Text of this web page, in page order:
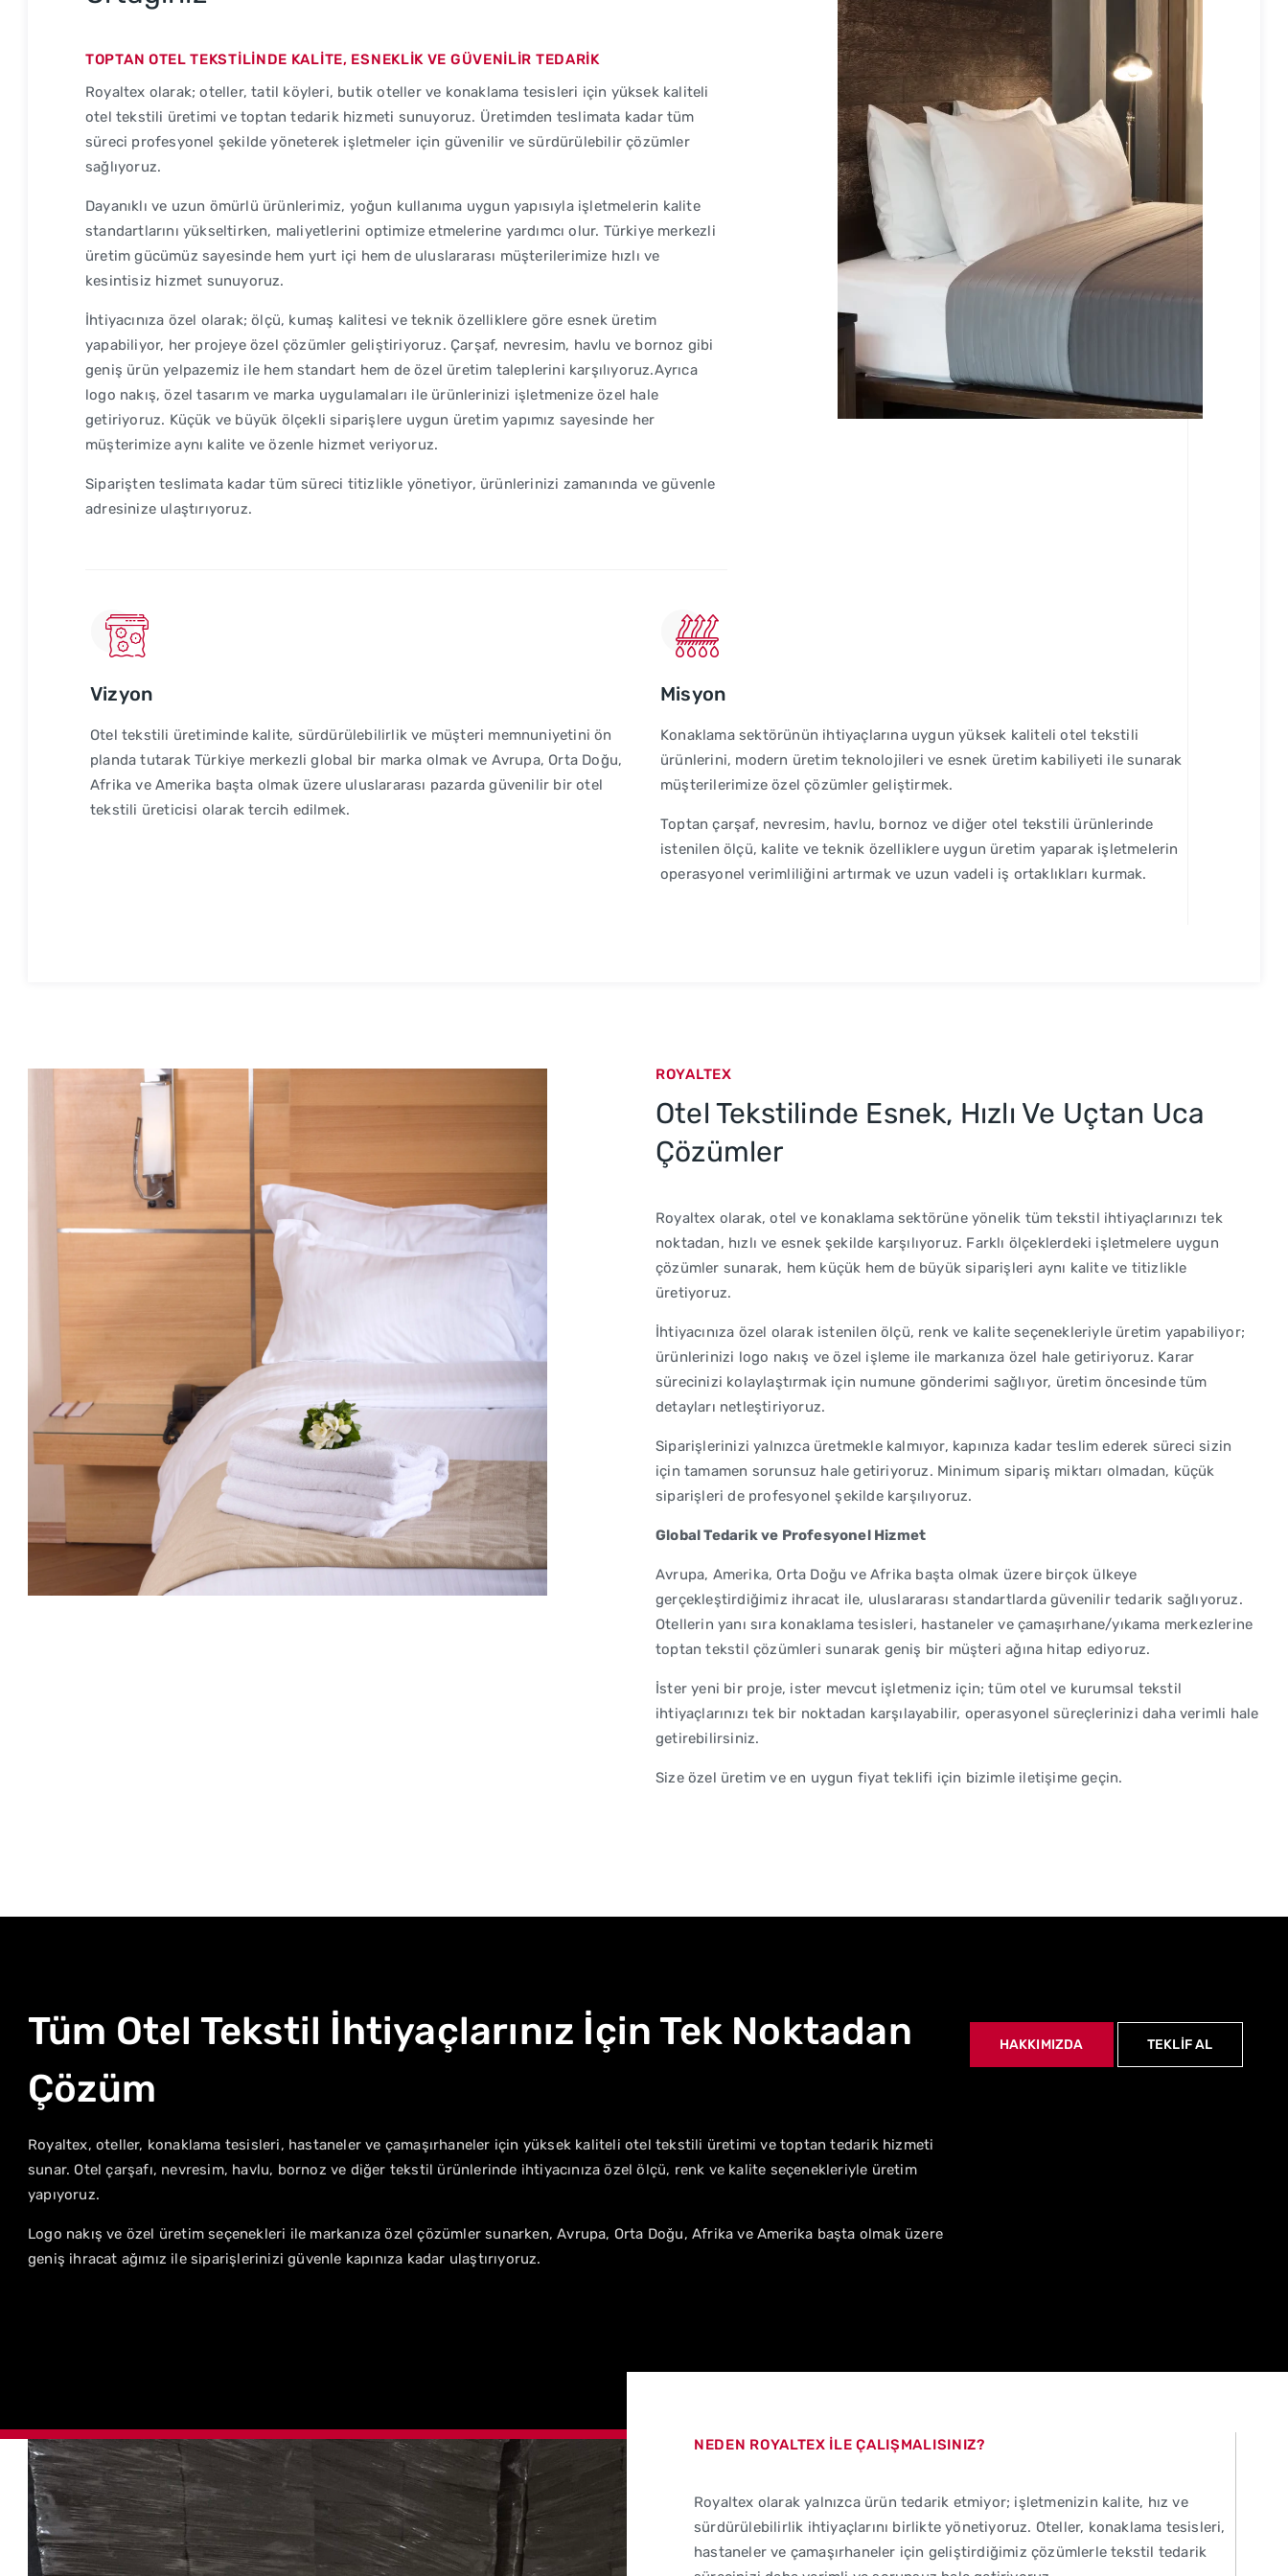
TOPTAN OTEL TEKSTİLİNDE KALİTE, ESNEKLİK VE GÜVENİLİR TEDARİK
Royaltex olarak; oteller, tatil köyleri, butik oteller ve konaklama tesisleri için yüksek kaliteli
otel tekstili üretimi ve toptan tedarik hizmeti sunuyoruz. Üretimden teslimata kadar tüm
süreci profesyonel şekilde yöneterek işletmeler için güvenilir ve sürdürülebilir çözümler
sağlıyoruz.
Dayanıklı ve uzun ömürlü ürünlerimiz, yoğun kullanıma uygun yapısıyla işletmelerin kalite
standartlarını yükseltirken, maliyetlerini optimize etmelerine yardımcı olur. Türkiye merkezli
üretim gücümüz sayesinde hem yurt içi hem de uluslararası müşterilerimize hızlı ve
kesintisiz hizmet sunuyoruz.
İhtiyacınıza özel olarak; ölçü, kumaş kalitesi ve teknik özelliklere göre esnek üretim
yapabiliyor, her projeye özel çözümler geliştiriyoruz. Çarşaf, nevresim, havlu ve bornoz gibi
geniş ürün yelpazemiz ile hem standart hem de özel üretim taleplerini karşılıyoruz.Ayrıca
logo nakış, özel tasarım ve marka uygulamaları ile ürünlerinizi işletmenize özel hale
getiriyoruz. Küçük ve büyük ölçekli siparişlere uygun üretim yapımız sayesinde her
müşterimize aynı kalite ve özenle hizmet veriyoruz.
Siparişten teslimata kadar tüm süreci titizlikle yönetiyor, ürünlerinizi zamanında ve güvenle
adresinize ulaştırıyoruz.
Vizyon
Otel tekstili üretiminde kalite, sürdürülebilirlik ve müşteri memnuniyetini ön
planda tutarak Türkiye merkezli global bir marka olmak ve Avrupa, Orta Doğu,
Afrika ve Amerika başta olmak üzere uluslararası pazarda güvenilir bir otel
tekstili üreticisi olarak tercih edilmek.
Misyon
Konaklama sektörünün ihtiyaçlarına uygun yüksek kaliteli otel tekstili
ürünlerini, modern üretim teknolojileri ve esnek üretim kabiliyeti ile sunarak
müşterilerimize özel çözümler geliştirmek.
Toptan çarşaf, nevresim, havlu, bornoz ve diğer otel tekstili ürünlerinde
istenilen ölçü, kalite ve teknik özelliklere uygun üretim yaparak işletmelerin
operasyonel verimliliğini artırmak ve uzun vadeli iş ortaklıkları kurmak.
ROYALTEX
Otel Tekstilinde Esnek, Hızlı Ve Uçtan Uca
Çözümler
Royaltex olarak, otel ve konaklama sektörüne yönelik tüm tekstil ihtiyaçlarınızı tek
noktadan, hızlı ve esnek şekilde karşılıyoruz. Farklı ölçeklerdeki işletmelere uygun
çözümler sunarak, hem küçük hem de büyük siparişleri aynı kalite ve titizlikle
üretiyoruz.
İhtiyacınıza özel olarak istenilen ölçü, renk ve kalite seçenekleriyle üretim yapabiliyor;
ürünlerinizi logo nakış ve özel işleme ile markanıza özel hale getiriyoruz. Karar
sürecinizi kolaylaştırmak için numune gönderimi sağlıyor, üretim öncesinde tüm
detayları netleştiriyoruz.
Siparişlerinizi yalnızca üretmekle kalmıyor, kapınıza kadar teslim ederek süreci sizin
için tamamen sorunsuz hale getiriyoruz. Minimum sipariş miktarı olmadan, küçük
siparişleri de profesyonel şekilde karşılıyoruz.
Global Tedarik ve Profesyonel Hizmet
Avrupa, Amerika, Orta Doğu ve Afrika başta olmak üzere birçok ülkeye
gerçekleştirdiğimiz ihracat ile, uluslararası standartlarda güvenilir tedarik sağlıyoruz.
Otellerin yanı sıra konaklama tesisleri, hastaneler ve çamaşırhane/yıkama merkezlerine
toptan tekstil çözümleri sunarak geniş bir müşteri ağına hitap ediyoruz.
İster yeni bir proje, ister mevcut işletmeniz için; tüm otel ve kurumsal tekstil
ihtiyaçlarınızı tek bir noktadan karşılayabilir, operasyonel süreçlerinizi daha verimli hale
getirebilirsiniz.
Size özel üretim ve en uygun fiyat teklifi için bizimle iletişime geçin.
Tüm Otel Tekstil İhtiyaçlarınız İçin Tek Noktadan
Çözüm
Royaltex, oteller, konaklama tesisleri, hastaneler ve çamaşırhaneler için yüksek kaliteli otel tekstili üretimi ve toptan tedarik hizmeti
sunar. Otel çarşafı, nevresim, havlu, bornoz ve diğer tekstil ürünlerinde ihtiyacınıza özel ölçü, renk ve kalite seçenekleriyle üretim
yapıyoruz.
Logo nakış ve özel üretim seçenekleri ile markanıza özel çözümler sunarken, Avrupa, Orta Doğu, Afrika ve Amerika başta olmak üzere
geniş ihracat ağımız ile siparişlerinizi güvenle kapınıza kadar ulaştırıyoruz.
HAKKIMIZDA TEKLİF AL
NEDEN ROYALTEX İLE ÇALIŞMALISINIZ?
Royaltex olarak yalnızca ürün tedarik etmiyor; işletmenizin kalite, hız ve
sürdürülebilirlik ihtiyaçlarını birlikte yönetiyoruz. Oteller, konaklama tesisleri,
hastaneler ve çamaşırhaneler için geliştirdiğimiz çözümlerle tekstil tedarik